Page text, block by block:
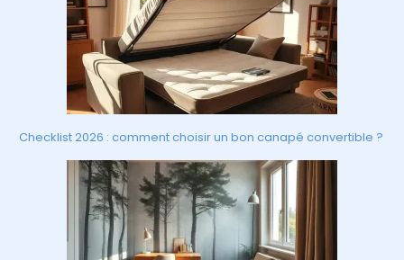
Checklist 2026 : comment choisir un bon canapé convertible ?